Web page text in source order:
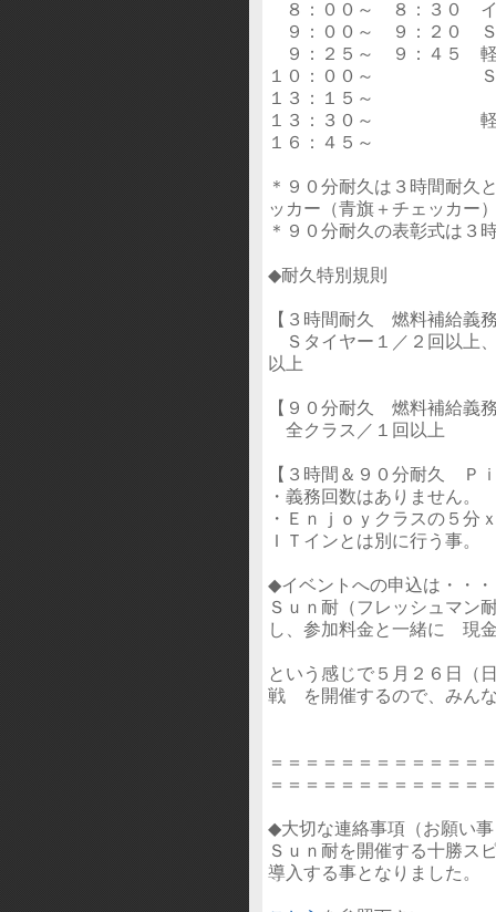
８：００～ ８：３０ イ
９：００～ ９：２０ Ｓ
９：２５～ ９：４５ 軽
１０：００～ Ｓｕｎ
１３：１５～
１３：３０～ 軽自動
１６：４５～
＊９０分耐久は３時間耐久
ッカー（青旗＋チェッカー
＊９０分耐久の表彰式は３
◆耐久特別規則
【３時間耐久 燃料補給義
Ｓタイヤー１／２回以上
以上
【９０分耐久 燃料補給義
全クラス／１回以上
【３時間＆９０分耐久 Ｐ
・義務回数はありません。
・Ｅｎｊｏｙクラスの５分
ＩＴインとは別に行う事
◆イベントへの申込は・・・
Ｓｕｎ耐（フレッシュマン
し、参加料金と一緒に 現
という感じで５月２６日（
戦 を開催するので、みん
＝＝＝＝＝＝＝＝＝＝＝＝
＝＝＝＝＝＝＝＝＝＝＝＝
◆大切な連絡事項（お願い
Ｓｕｎ耐を開催する十勝ス
導入する事となりました。